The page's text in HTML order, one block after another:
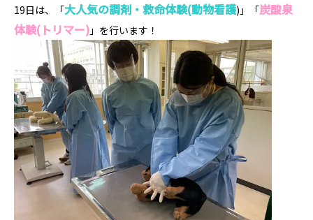
19日は、「大人気の調剤・救命体験(動物看護)」「炭酸泉
体験(トリマー) 」を行います！